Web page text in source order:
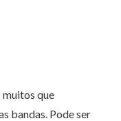
muitos que
bandas. Pode ser